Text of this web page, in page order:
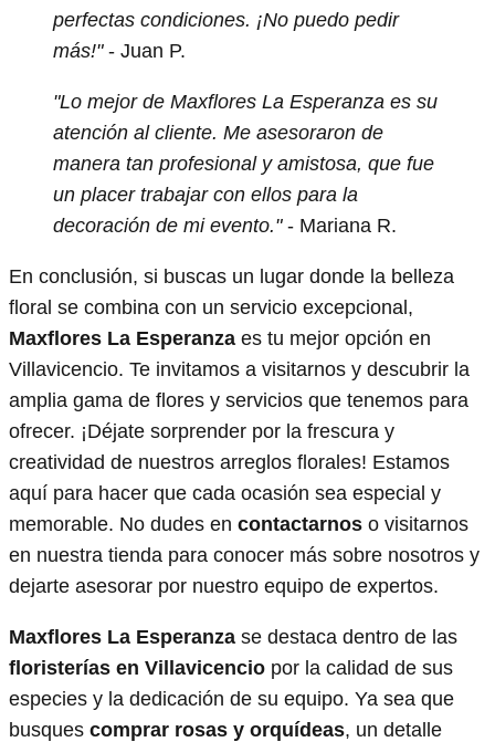
perfectas condiciones. ¡No puedo pedir
más!"- Juan P.
"Lo mejor de Maxflores La Esperanza es su
atención al cliente. Me asesoraron de
manera tan profesional y amistosa, que fue
un placer trabajar con ellos para la
decoración de mi evento." - Mariana R.
En conclusión, si buscas un lugar donde la belleza
floral se combina con un servicio excepcional,
Maxflores La Esperanza es tu mejor opción en
Villavicencio. Te invitamos a visitarnos y descubrir la
amplia gama de flores y servicios que tenemos para
ofrecer. ¡Déjate sorprender por la frescura y
creatividad de nuestros arreglos florales! Estamos
aquí para hacer que cada ocasión sea especial y
memorable. No dudes en contactarnos o visitarnos
en nuestra tienda para conocer más sobre nosotros y
dejarte asesorar por nuestro equipo de expertos.
Maxflores La Esperanza se destaca dentro de las
floristerías en Villavicencio por la calidad de sus
especies y la dedicación de su equipo. Ya sea que
busques comprar rosas y orquídeas, un detalle